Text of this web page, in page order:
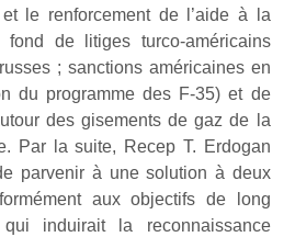
et le renforcement de l’aide à la
fond de litiges turco-américains
; sanctions américaines en
du programme des F-35) et de
des gisements de gaz de la
Par la suite, Recep T. Erdogan
parvenir à une solution à deux
aux objectifs de long
induirait la reconnaissance